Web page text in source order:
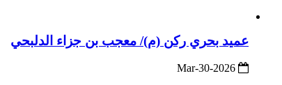
عميد بحري ركن (م)/ معجب بن جزاء الدلبحي